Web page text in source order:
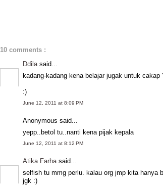
10 comments :
Ddila said...
kadang-kadang kena belajar jugak untuk cakap
:)
June 12, 2011 at 8:09 PM
Anonymous said...
yepp..betol tu..nanti kena pijak kepala
June 12, 2011 at 8:12 PM
Atika Farha said...
selfish tu mmg perlu. kalau org jmp kita hanya
jgk :)